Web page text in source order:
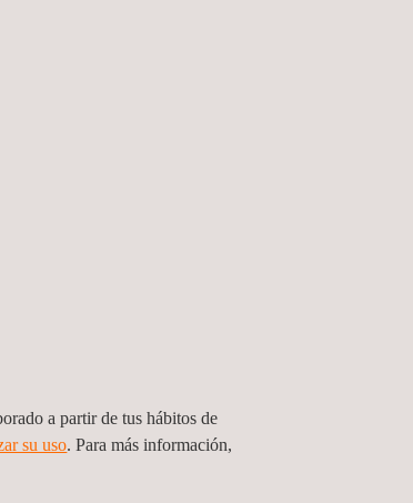
a partir de tus hábitos de
su uso. Para más información,